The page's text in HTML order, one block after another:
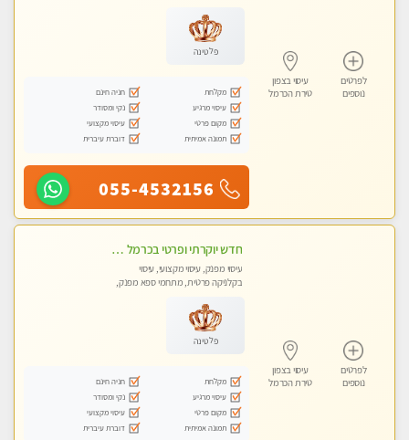
לפרטים
נוספים
עיסוי בצפון
טירת הכרמל
פלטינה
מקלחת
חניה חינם
עיסוי מרגיע
נקי ומסודר
מקום פרטי
עיסוי מקצועי
תמונה אמיתית
דוברת עיברית
055-4532156
לפרטים
נוספים
עיסוי בצפון
טירת הכרמל
חדש יוקרתי ופרטי בכרמל – חיפה! פנקו את עצמכם ברוגע פינוק וחוויה בלתי נשכחת ללא מין !!
עיסוי מפנק, עיסוי מקצועי, עיסוי
בקלניקה פרטית, מתחמי ספא מפנק,
פלטינה
מקלחת
חניה חינם
עיסוי מרגיע
נקי ומסודר
מקום פרטי
עיסוי מקצועי
תמונה אמיתית
דוברת עיברית